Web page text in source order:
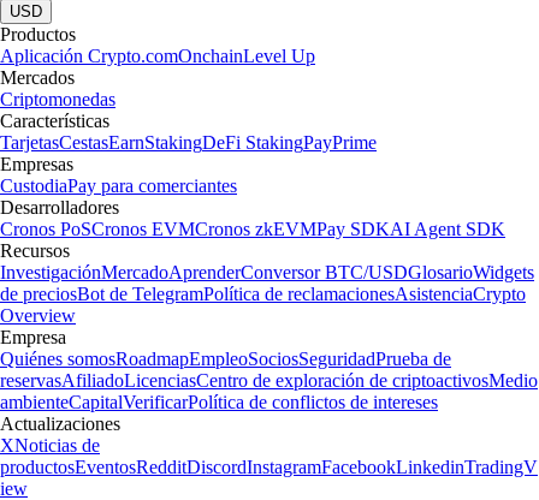
USD
Productos
Aplicación Crypto.comOnchainLevel Up
Mercados
Criptomonedas
Características
TarjetasCestasEarnStakingDeFi StakingPayPrime
Empresas
CustodiaPay para comerciantes
Desarrolladores
Cronos PoSCronos EVMCronos zkEVMPay SDKAI Agent SDK
Recursos
InvestigaciónMercadoAprenderConversor BTC/USDGlosarioWidgets
de preciosBot de TelegramPolítica de reclamacionesAsistenciaCrypto
Overview
Empresa
Quiénes somosRoadmapEmpleoSociosSeguridadPrueba de
reservasAfiliadoLicenciasCentro de exploración de criptoactivosMedio
ambienteCapitalVerificarPolítica de conflictos de intereses
Actualizaciones
XNoticias de
productosEventosRedditDiscordInstagramFacebookLinkedinTradingV
iew